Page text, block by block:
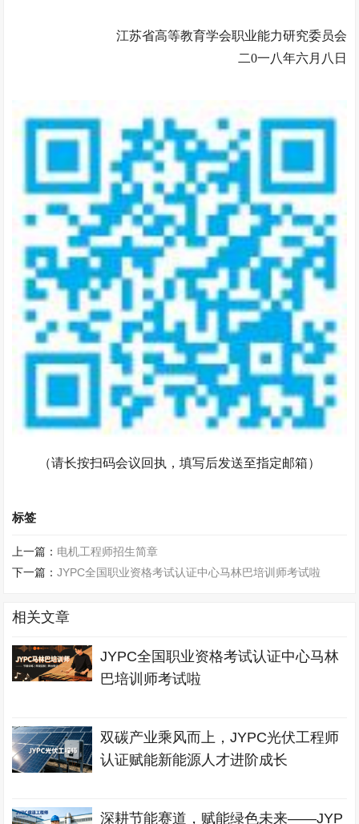
江苏省高等教育学会职业能力研究委员会
二0一八年六月八日
（请长按扫码会议回执，填写后发送至指定邮箱）
标签
上一篇： 电机工程师招生简章
下一篇：JYPC全国职业资格考试认证中心马林巴培训师考试啦
相关文章
JYPC全国职业资格考试认证中心马林
巴培训师考试啦
双碳产业乘风而上，JYPC光伏工程师
认证赋能新能源人才进阶成长
深耕节能赛道，赋能绿色未来——JYP